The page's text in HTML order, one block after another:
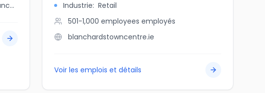
jobbank.gc.ca/browsejobs/employer/blanchard+%26+associates+llp/ca Industrie: Retail
501-1,000 employees employés
blanchardstowncentre.ie
Voir les emplois et détails